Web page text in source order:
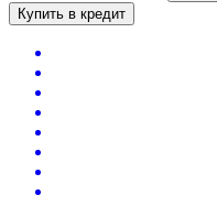
Купить в кредит